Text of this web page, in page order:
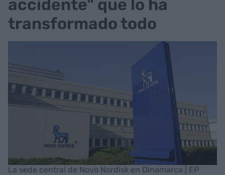
accidente" que lo ha
transformado todo
La sede central de Novo Nordisk en Dinamarca | EP